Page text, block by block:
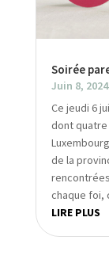
Soirée
Juin 8, 2024
Ce jeudi 6
dont quatre
de la
chaque foi,
LIRE PLUS